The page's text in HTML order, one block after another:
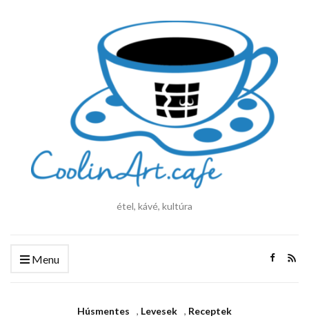
étel, kávé, kultúra
Menu
Húsmentes , Levesek , Receptek